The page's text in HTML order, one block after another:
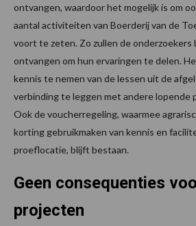
ontvangen, waardoor het mogelijk is om
aantal activiteiten van Boerderij van de
voort te zeten. Zo zullen de onderzoekers
ontvangen om hun ervaringen te delen.
kennis te nemen van de lessen uit de
verbinding te leggen met andere lopende
Ook de voucherregeling, waarmee
korting gebruikmaken van kennis en
proeflocatie, blijft bestaan.
Geen consequenties
projecten